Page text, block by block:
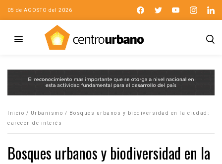
05 de AGOSTO del 2026
Inicio / Urbanismo /
Bosques urbanos y biodiversidad en la ciudad:
carecen de interés
Bosques urbanos y biodiversidad en la